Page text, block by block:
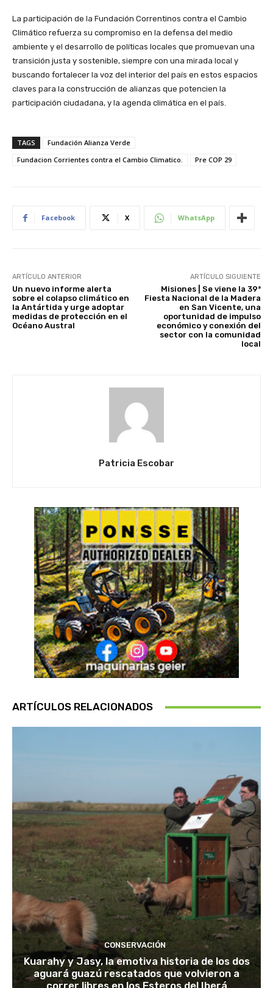
La participación de la Fundación Correntinos contra el Cambio
Climático refuerza su compromiso en la defensa del medio
ambiente y el desarrollo de políticas locales que promuevan una
transición justa y sostenible, siempre con una mirada local y
buscando fortalecer la voz del interior del país en estos espacios
claves para la construcción de alianzas que potencien la
participación ciudadana, y la agenda climática en el país.
TAGS
Fundación Alianza Verde
Fundacion Corrientes contra el Cambio Climatico.
Pre COP 29
Facebook X WhatsApp
ARTÍCULO ANTERIOR
Un nuevo informe alerta
sobre el colapso climático en
la Antártida y urge adoptar
medidas de protección en el
Océano Austral
ARTÍCULO SIGUIENTE
Misiones | Se viene la 39ª
Fiesta Nacional de la Madera
en San Vicente, una
oportunidad de impulso
económico y conexión del
sector con la comunidad
local
Patricia Escobar
ARTÍCULOS RELACIONADOS
CONSERVACIÓN
Kuarahy y Jasy, la emotiva historia de los dos
aguará guazú rescatados que volvieron a
correr libres en los Esteros del Iberá